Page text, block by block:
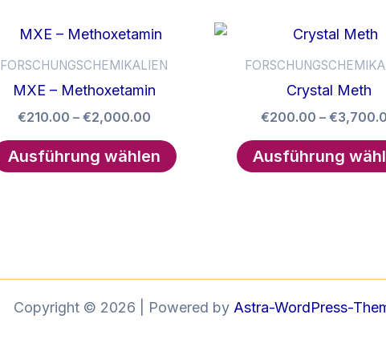
FORSCHUNGSCHEMIKALIEN
MXE – Methoxetamin
€210.00 – €2,000.00Preisspanne:
bis
€2,000.00
Ausführung wählen
Produkt
Die
Optionen
Crystal Meth
€200.00 – €
Ausführung
Copyright © 2026 | Powered by Astra-WordPress-